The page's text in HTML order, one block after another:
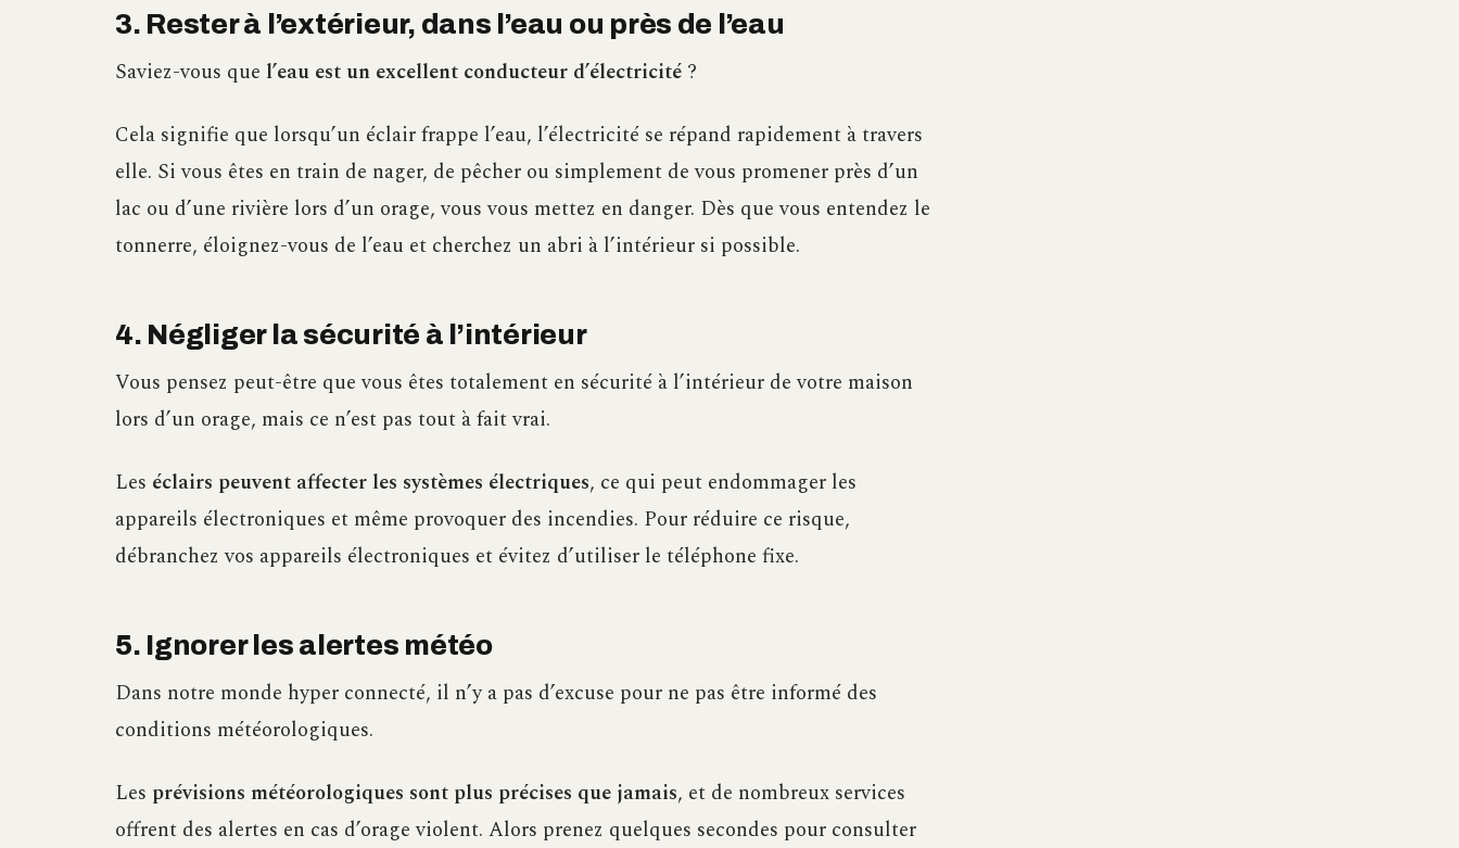
3. Rester à l’extérieur, dans l’eau ou près de l’eau
Saviez-vous que l’eau est un excellent conducteur d’électricité ?
Cela signifie que lorsqu’un éclair frappe l’eau, l’électricité se répand rapidement à travers
elle. Si vous êtes en train de nager, de pêcher ou simplement de vous promener près d’un
lac ou d’une rivière lors d’un orage, vous vous mettez en danger. Dès que vous entendez le
tonnerre, éloignez-vous de l’eau et cherchez un abri à l’intérieur si possible.
4. Négliger la sécurité à l’intérieur
Vous pensez peut-être que vous êtes totalement en sécurité à l’intérieur de votre maison
lors d’un orage, mais ce n’est pas tout à fait vrai.
Les éclairs peuvent affecter les systèmes électriques, ce qui peut endommager les
appareils électroniques et même provoquer des incendies. Pour réduire ce risque,
débranchez vos appareils électroniques et évitez d’utiliser le téléphone fixe.
5. Ignorer les alertes météo
Dans notre monde hyper connecté, il n’y a pas d’excuse pour ne pas être informé des
conditions météorologiques.
Les prévisions météorologiques sont plus précises que jamais, et de nombreux services
offrent des alertes en cas d’orage violent. Alors prenez quelques secondes pour consulter